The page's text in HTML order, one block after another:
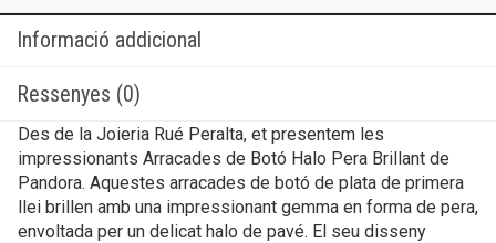
Informació addicional
Ressenyes (0)
Des de la Joieria Rué Peralta, et presentem les
impressionants Arracades de Botó Halo Pera Brillant de
Pandora. Aquestes arracades de botó de plata de primera
llei brillen amb una impressionant gemma en forma de pera,
envoltada per un delicat halo de pavé. El seu disseny